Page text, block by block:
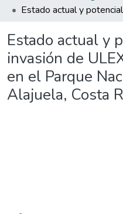
Estado actual y
invasión de
en el Parque
Alajuela, Costa